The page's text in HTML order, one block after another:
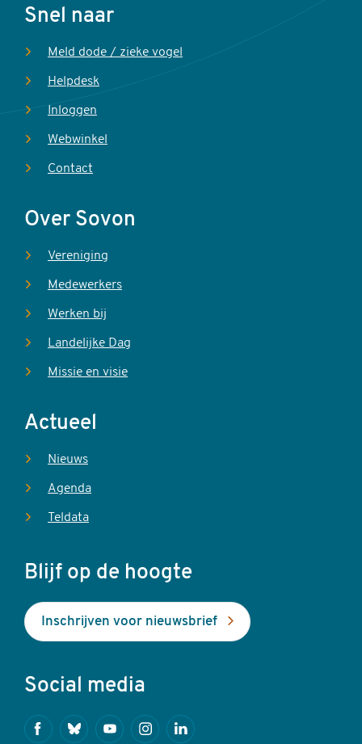
Voet
Snel naar
Meld dode / zieke vogel
Helpdesk
Inloggen
Webwinkel
Contact
Over Sovon
Vereniging
Medewerkers
Werken bij
Landelijke Dag
Missie en visie
Actueel
Nieuws
Agenda
Teldata
Blijf op de hoogte
Inschrijven voor nieuwsbrief
Social media
FacebookBlueskyYoutubeInstagramLinkedin